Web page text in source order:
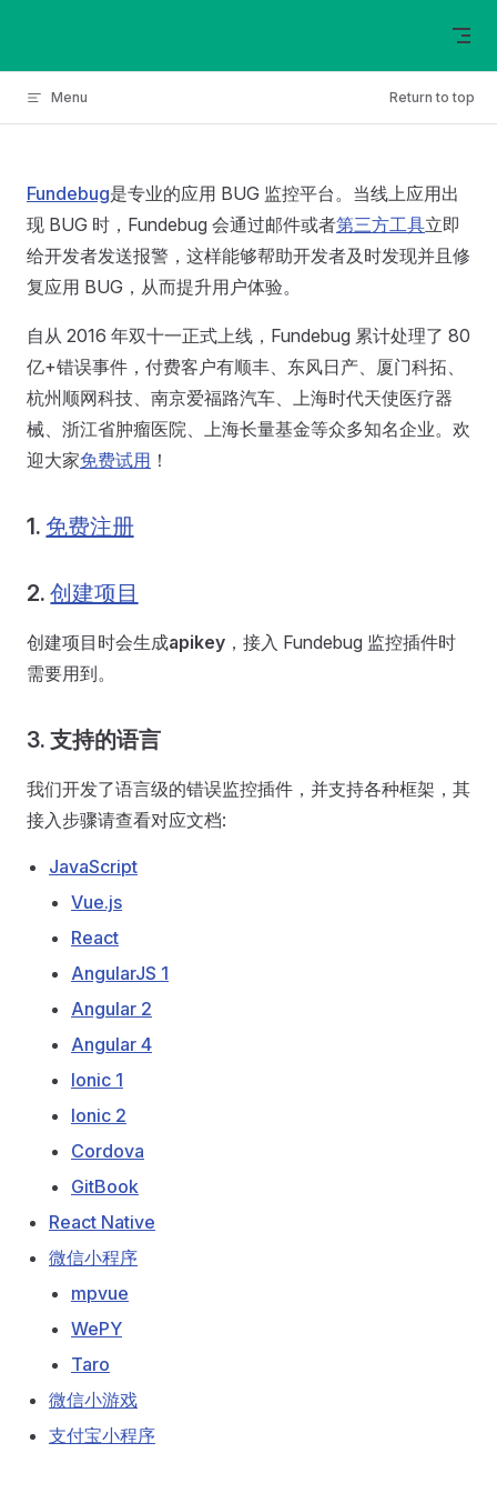
Menu Return to top
Fundebug是专业的应用 BUG 监控平台。当线上应用出
现 BUG 时，Fundebug 会通过邮件或者第三方工具立即
给开发者发送报警，这样能够帮助开发者及时发现并且修
复应用 BUG，从而提升用户体验。
自从 2016 年双十一正式上线，Fundebug 累计处理了 80
亿+错误事件，付费客户有顺丰、东风日产、厦门科拓、
杭州顺网科技、南京爱福路汽车、上海时代天使医疗器
械、浙江省肿瘤医院、上海长量基金等众多知名企业。欢
迎大家免费试用 ！
1. 免费注册
2.创建项目
创建项目时会生成apikey ，接入 Fundebug 监控插件时
需要用到。
3. 支持的语言
我们开发了语言级的错误监控插件，并支持各种框架，其
接入步骤请查看对应文档:
JavaScript
Vue.js
React
AngularJS 1
Angular 2
Angular 4
Ionic 1
Ionic 2
Cordova
GitBook
React Native
微信小程序
mpvue
WePY
Taro
微信小游戏
支付宝小程序